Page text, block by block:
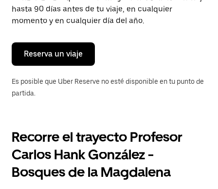
cerrar
el
calendario.
hasta 90 días antes de tu viaje, en cualquier
momento y en cualquier día del año.
Reserva un viaje
Es posible que Uber Reserve no esté disponible en tu punto de
partida.
Recorre el trayecto Profesor
Carlos Hank González -
Bosques de la Magdalena